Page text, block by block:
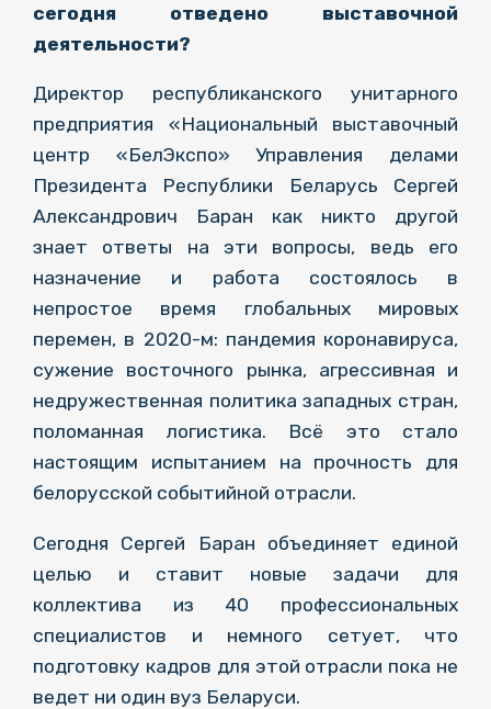
сегодня отведено выставочной
деятельности?
Директор республиканского унитарного
предприятия «Национальный выставочный
центр «БелЭкспо» Управления делами
Президента Республики Беларусь Сергей
Александрович
Баран как никто другой
знает ответы на эти вопросы, ведь его
назначение и работа состоялось в
непростое время глобальных мировых
перемен, в 2020-м: пандемия коронавируса,
сужение восточного рынка, агрессивная и
недружественная политика западных стран,
поломанная логистика. Всё это стало
настоящим испытанием на прочность для
белорусской событийной отрасли.
Сегодня Сергей Баран объединяет единой
целью и ставит новые задачи для
коллектива из 40 профессиональных
специалистов и немного сетует, что
подготовку кадров для этой отрасли пока не
ведет ни один вуз Беларуси.